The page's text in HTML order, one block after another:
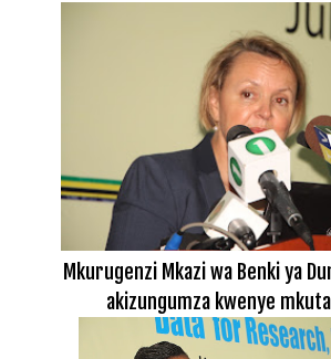
Mkurugenzi Mkazi wa Benki ya
akizungumza kwenye